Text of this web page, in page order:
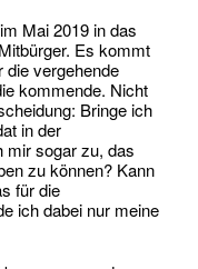
Mai 2019 in das
Es kommt
die vergehende
kommende. Nicht
Bringe ich
in der
mir sogar zu, das
zu können? Kann
für die
ich dabei nur meine